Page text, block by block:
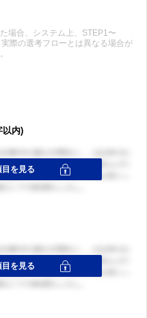
場合、システム上、STEP1〜
際の選考フローとは異なる場合が
以内)